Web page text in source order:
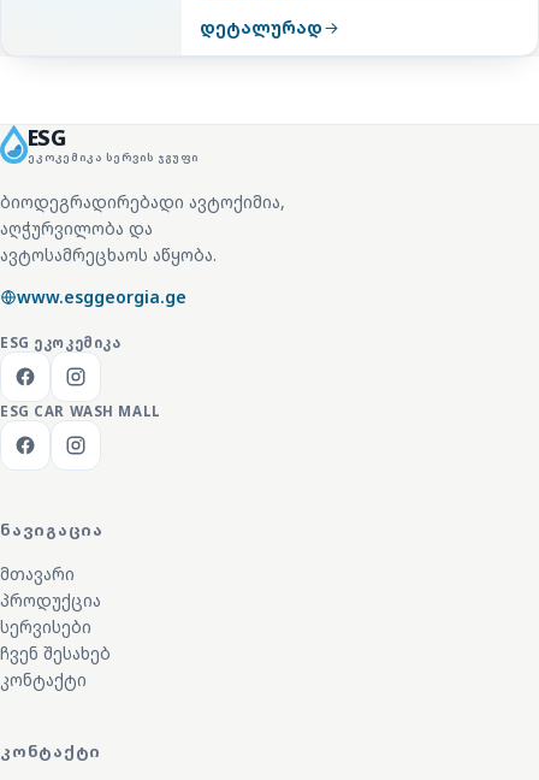
დეტალურად
ESG
ᲔᲙᲝᲙᲔᲛᲘᲙᲐ ᲡᲔᲠᲕᲘᲡ ᲯᲒᲣᲤᲘ
ბიოდეგრადირებადი ავტოქიმია,
აღჭურვილობა და
ავტოსამრეცხაოს აწყობა.
www.esggeorgia.ge
ESG ᲔᲙᲝᲙᲔᲛᲘᲙᲐ
ESG CAR WASH MALL
ᲜᲐᲕᲘᲒᲐᲪᲘᲐ
მთავარი
პროდუქცია
სერვისები
ჩვენ შესახებ
კონტაქტი
ᲙᲝᲜᲢᲐᲥᲢᲘ